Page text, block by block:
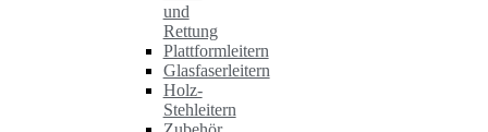
und
Rettung
Plattformleitern
Glasfaserleitern
Holz-
Stehleitern